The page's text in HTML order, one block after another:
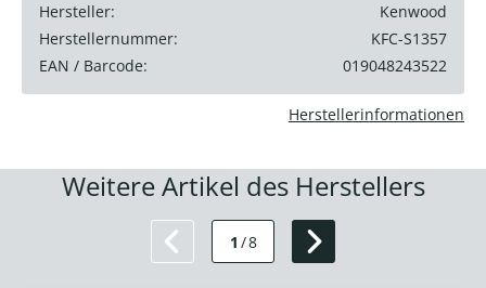
Hersteller:
Kenwood
Herstellernummer:
KFC-S1357
EAN / Barcode:
019048243522
Herstellerinformationen
Weitere Artikel des Herstellers
1 /8